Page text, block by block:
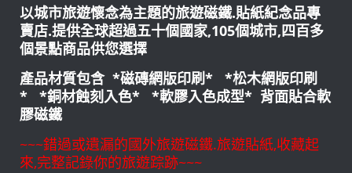
以城市旅遊懷念為主題的旅遊磁鐵.貼紙紀念品專
賣店.提供全球超過五十個國家,105個城市,四百多
個景點商品供您選擇
產品材質包含 *磁磚網版印刷* *松木網版印刷
* *銅材蝕刻入色* *軟膠入色成型* 背面貼合軟
膠磁鐵
~~~錯過或遺漏的國外旅遊磁鐵.旅遊貼紙,收藏起
來,完整記錄你的旅遊踪跡~~~